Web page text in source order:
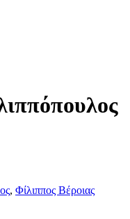
, Φίλιππος Βέροιας